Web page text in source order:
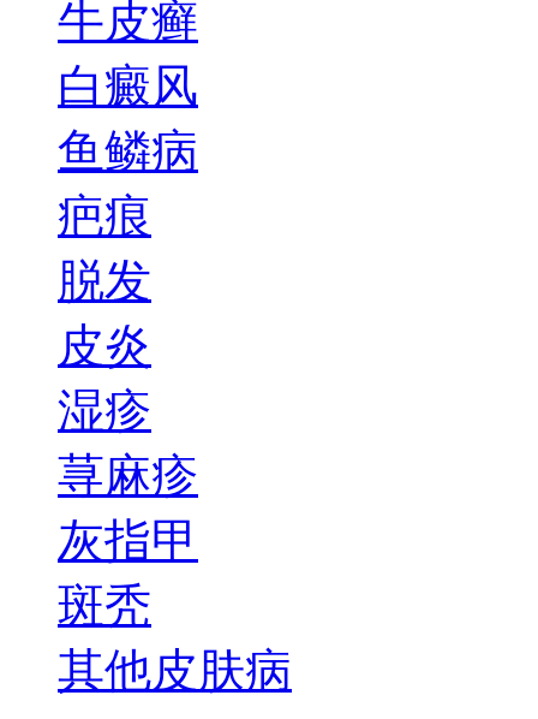
牛皮癣
白癜风
鱼鳞病
疤痕
脱发
皮炎
湿疹
荨麻疹
灰指甲
斑秃
其他皮肤病